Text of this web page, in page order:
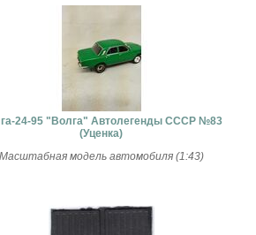
24-95 "Волга" Автолегенды СССР №83
(Уценка)
Масштабная модель автомобиля (1:43)